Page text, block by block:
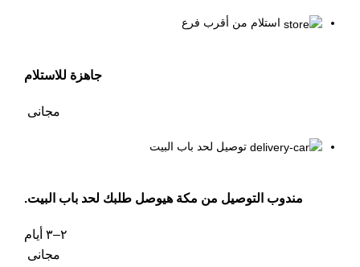
استلام من أقرب فرع
جاهزة للاستلام
مجانى
توصيل لحد باب البيت
مندوب التوصيل من مكة هيوصل طلبك لحد باب البيت.
٢–٣ أيام
مجانى